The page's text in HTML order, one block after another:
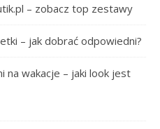
– zobacz top zestawy
– jak dobrać odpowiedni?
na wakacje – jaki look jest